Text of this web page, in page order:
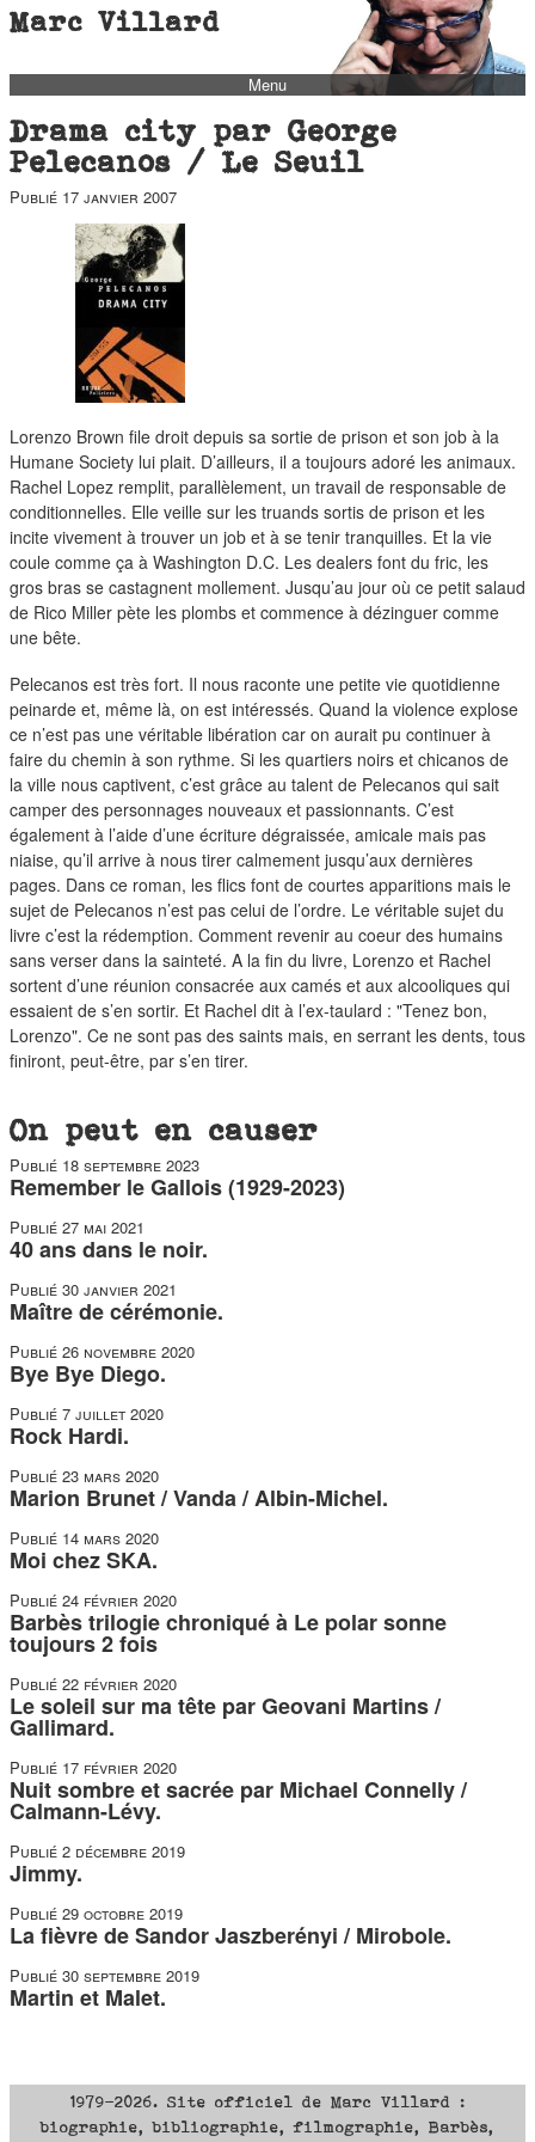
Marc Villard
Menu
biblio
blog
short stories
duos
Drama city par George
Pelecanos / Le Seuil
Publié 17 janvier 2007
Lorenzo Brown file droit depuis sa sortie de prison et son job à la
Humane Society lui plait. D’ailleurs, il a toujours adoré les animaux.
Rachel Lopez remplit, parallèlement, un travail de responsable de
conditionnelles. Elle veille sur les truands sortis de prison et les
incite vivement à trouver un job et à se tenir tranquilles. Et la vie
coule comme ça à Washington D.C. Les dealers font du fric, les
gros bras se castagnent mollement. Jusqu’au jour où ce petit salaud
de Rico Miller pète les plombs et commence à dézinguer comme
une bête.
Pelecanos est très fort. Il nous raconte une petite vie quotidienne
peinarde et, même là, on est intéressés. Quand la violence explose
ce n’est pas une véritable libération car on aurait pu continuer à
faire du chemin à son rythme. Si les quartiers noirs et chicanos de
la ville nous captivent, c’est grâce au talent de Pelecanos qui sait
camper des personnages nouveaux et passionnants. C’est
également à l’aide d’une écriture dégraissée, amicale mais pas
niaise, qu’il arrive à nous tirer calmement jusqu’aux dernières
pages. Dans ce roman, les flics font de courtes apparitions mais le
sujet de Pelecanos n’est pas celui de l’ordre. Le véritable sujet du
livre c’est la rédemption. Comment revenir au coeur des humains
sans verser dans la sainteté. A la fin du livre, Lorenzo et Rachel
sortent d’une réunion consacrée aux camés et aux alcooliques qui
essaient de s’en sortir. Et Rachel dit à l’ex-taulard : "Tenez bon,
Lorenzo". Ce ne sont pas des saints mais, en serrant les dents, tous
finiront, peut-être, par s’en tirer.
On peut en causer
Publié 18 septembre 2023
Remember le Gallois (1929-2023)
Publié 27 mai 2021
40 ans dans le noir.
Publié 30 janvier 2021
Maître de cérémonie.
Publié 26 novembre 2020
Bye Bye Diego.
Publié 7 juillet 2020
Rock Hardi.
Publié 23 mars 2020
Marion Brunet / Vanda / Albin-Michel.
Publié 14 mars 2020
Moi chez SKA.
Publié 24 février 2020
Barbès trilogie chroniqué à Le polar sonne
toujours 2 fois
Publié 22 février 2020
Le soleil sur ma tête par Geovani Martins /
Gallimard.
Publié 17 février 2020
Nuit sombre et sacrée par Michael Connelly /
Calmann-Lévy.
Publié 2 décembre 2019
Jimmy.
Publié 29 octobre 2019
La fièvre de Sandor Jaszberényi / Mirobole.
Publié 30 septembre 2019
Martin et Malet.
1979-2026. Site officiel de Marc Villard :
biographie, bibliographie, filmographie, Barbès,